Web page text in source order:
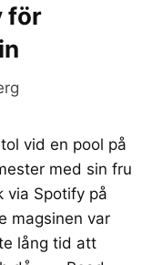
för
vid en pool på
med sin fru
via Spotify på
magsinen var
lång tid att